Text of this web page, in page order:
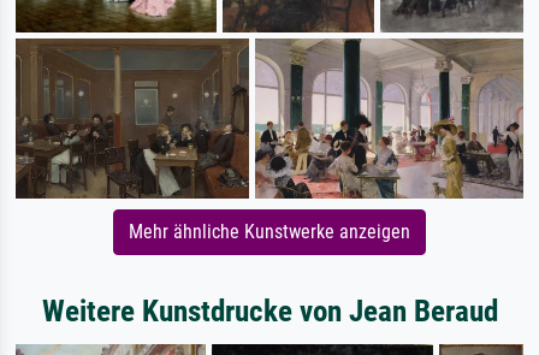
Mehr ähnliche Kunstwerke anzeigen
Weitere Kunstdrucke von Jean Beraud